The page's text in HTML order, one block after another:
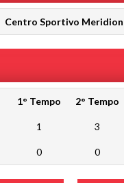
Centro Sportivo
1° Tempo 2° Tempo
1 3
0 0